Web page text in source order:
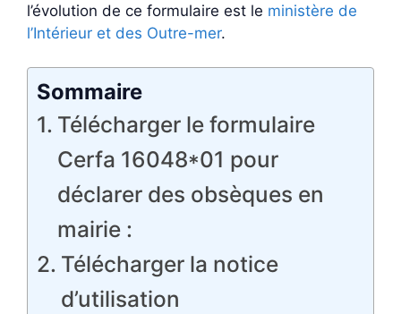
l’évolution de ce formulaire est le ministère de
l’Intérieur et des Outre-mer.
Sommaire
Télécharger le formulaire
Cerfa 16048*01 pour
déclarer des obsèques en
mairie :
Télécharger la notice
d’utilisation